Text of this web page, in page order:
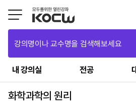
강의명이나 교수명을 검색해보세요
내 강의실 전공
화학과학의 원리